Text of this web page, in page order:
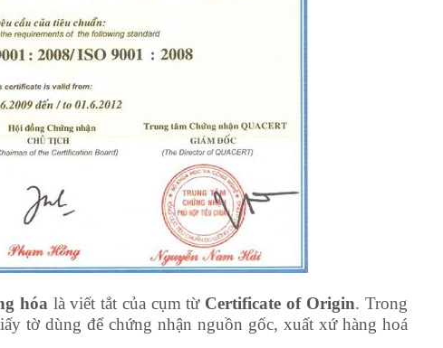
hóa là viết tắt của cụm từ Certificate of Origin. Trong
tờ dùng để chứng nhận nguồn gốc, xuất xứ hàng hoá